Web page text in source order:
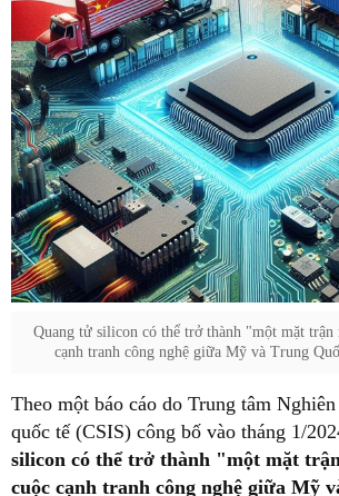
Quang tử silicon có thể trở thành "một mặt
cạnh tranh công nghệ giữa Mỹ và Trung
Theo một báo cáo do Trung tâm
quốc tế (CSIS) công bố vào tháng 1/
silicon có thể trở thành "một mặt
cuộc cạnh tranh công nghệ giữa Mỹ